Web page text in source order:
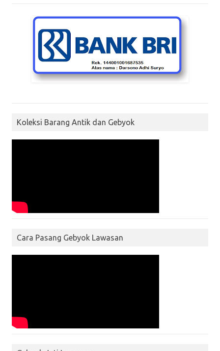
Koleksi Barang Antik dan Gebyok
Cara Pasang Gebyok Lawasan